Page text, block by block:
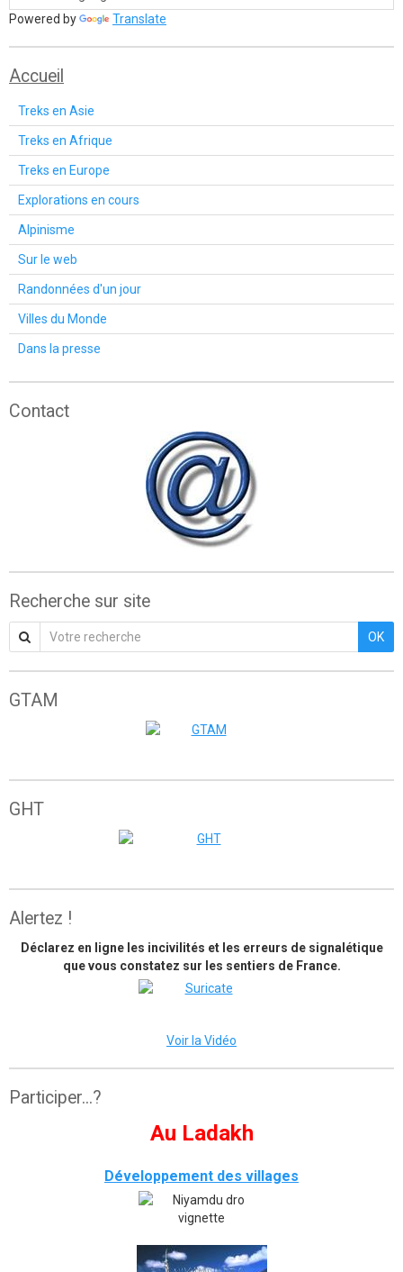
Powered by Translate
Accueil
Treks en Asie
Treks en Afrique
Treks en Europe
Explorations en cours
Alpinisme
Sur le web
Randonnées d'un jour
Villes du Monde
Dans la presse
Contact
Recherche sur site
OK
GTAM
GHT
Alertez !
Déclarez en ligne les incivilités et les erreurs de signalétique
que vous constatez sur les sentiers de France.
Voir la Vidéo
Participer...?
Au Ladakh
Développement des villages